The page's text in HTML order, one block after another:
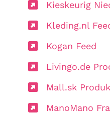
Kieskeurig
Kleding.nl
Kogan Feed
Livingo.de
Mall.sk
ManoMano